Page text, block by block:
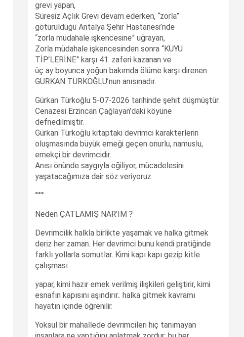
grevi yapan,
Süresiz Açlık Grevi devam ederken, “zorla”
götürüldüğü Antalya Şehir Hastanesi’nde
“zorla müdahale işkencesine” uğrayan,
Zorla müdahale işkencesinden sonra “KUYU
TİP’LERİNE” karşı 41. zaferi kazanan ve
üç ay boyunca yoğun bakımda ölüme karşı direnen
GÜRKAN TÜRKOĞLU’nun anısınadır.
Gürkan Türkoğlu 5-07-2026 tarihinde şehit düşmüştür.
Cenazesi Erzincan Çağlayan’daki köyüne
defnedilmiştir.
Gürkan Türkoğlu kitaptaki devrimci karakterlerin
oluşmasında büyük emeği geçen onurlu, namuslu,
emekçi bir devrimcidir.
Anısı önünde saygıyla eğiliyor, mücadelesini
yaşatacağımıza dair söz veriyoruz.
°°°
Neden ÇATLAMIŞ NAR’IM ?
Devrimcilik halkla birlikte yaşamak ve halka gitmek
deriz her zaman. Her devrimci bunu kendi pratiğinde
farklı yollarla somutlar. Kimi kapı kapı gezip kitle
çalışması
yapar, kimi hazır emek verilmiş ilişkileri geliştirir, kimi
esnafın kapısını aşındırır.. halka gitmek kavramı
hayatın içinde öğrenilir.
Yoksul bir mahallede devrimcileri hiç tanımayan